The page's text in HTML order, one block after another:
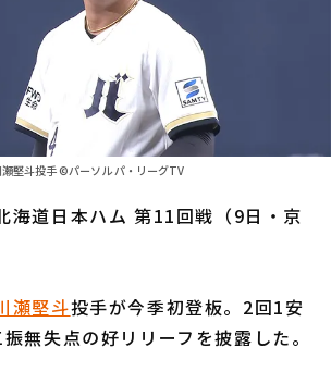
ハムファイターズ
ゴールデンイーグルス
イオンズ
堅斗投手 ©パーソル パ・リーグTV
道日本ハム 第11回戦（9日・京
瀬堅斗投手が今季初登板。2回1安
無失点の好リリーフを披露した。